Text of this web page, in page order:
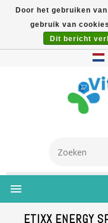
5% Korting Na
Verzending
ETIXX ENERGY
Door het gebruiken
gebruik van
Dit bericht